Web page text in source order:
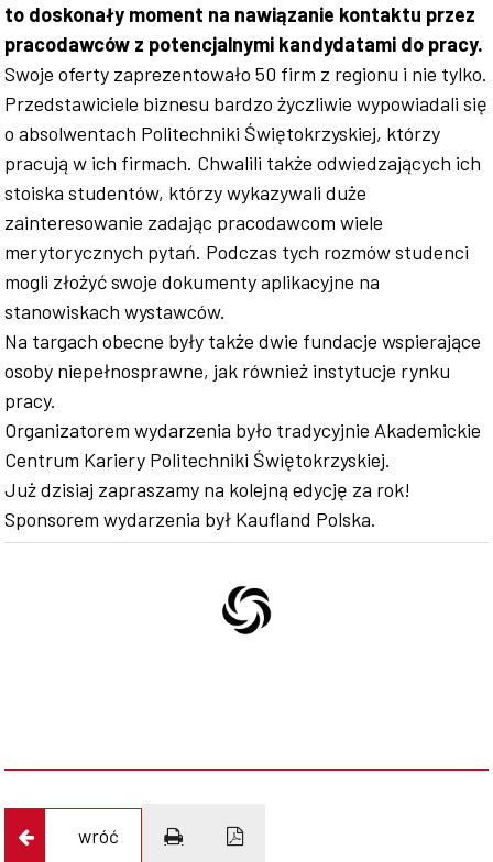
to doskonały moment na nawiązanie kontaktu przez
pracodawców z potencjalnymi kandydatami do pracy.
Swoje oferty zaprezentowało 50 firm z regionu i nie tylko.
Przedstawiciele biznesu bardzo życzliwie wypowiadali się
o absolwentach Politechniki Świętokrzyskiej, którzy
pracują w ich firmach. Chwalili także odwiedzających ich
stoiska studentów, którzy wykazywali duże
zainteresowanie zadając pracodawcom wiele
merytorycznych pytań. Podczas tych rozmów studenci
mogli złożyć swoje dokumenty aplikacyjne na
stanowiskach wystawców.
Na targach obecne były także dwie fundacje wspierające
osoby niepełnosprawne, jak również instytucje rynku
pracy.
Organizatorem wydarzenia było tradycyjnie Akademickie
Centrum Kariery Politechniki Świętokrzyskiej.
Już dzisiaj zapraszamy na kolejną edycję za rok!
Sponsorem wydarzenia był Kaufland Polska.
wróć
Sklep PŚk
Kontakt